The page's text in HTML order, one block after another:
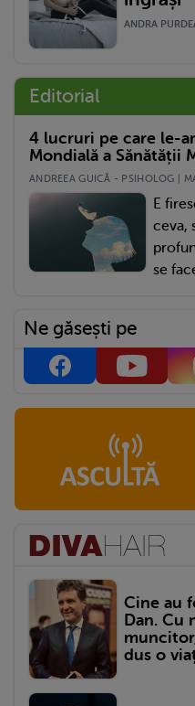
ANDRA
Editorial
4 lucruri pe care le-
Mondială a Sănătății
ANDREEA GUICĂ - PSIHOLOG |
E
ceva,
se
Ne găsești pe
Cine au
Dan. Cu
dus o